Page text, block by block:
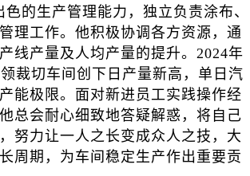
色的生产管理能力，独立负责涂布、
理工作。他积极协调各方资源，通
线产量及人均产量的提升。2024年
裁切车间创下日产量新高，单日汽
能极限。面对新进员工实践操作经
总会耐心细致地答疑解惑，将自己
努力让一人之长变成众人之技，大
周期，为车间稳定生产作出重要贡